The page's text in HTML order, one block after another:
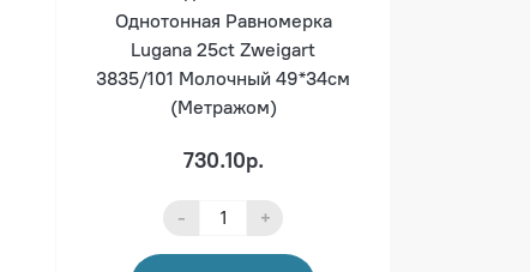
Однотонная Равномерка
Lugana 25ct Zweigart
3835/101 Молочный 49*34см
(Метражом)
730.10р.
- +